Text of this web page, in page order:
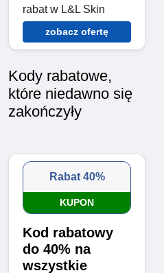
rabat w L&L Skin
zobacz ofertę
Kody rabatowe,
które niedawno się
zakończyły
Rabat 40%
KUPON
Kod rabatowy
do 40% na
wszystkie